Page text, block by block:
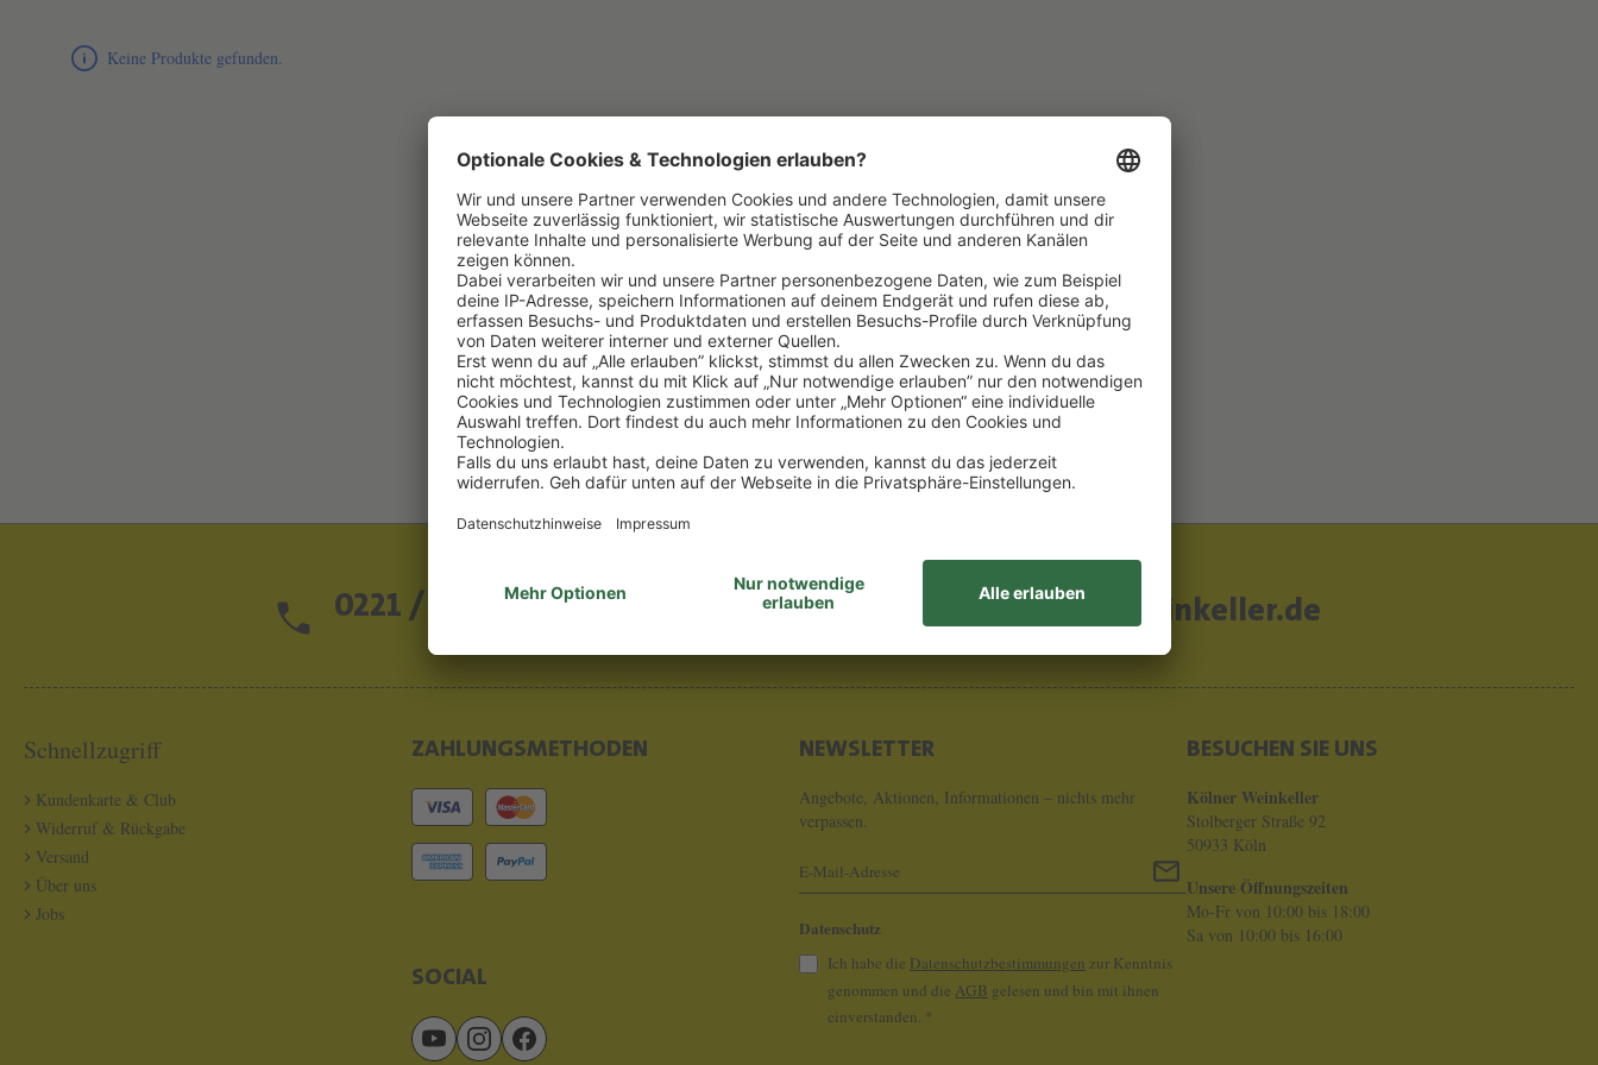
Keine Produkte gefunden.
0221 / 13 97 28 - 0 info@koelner-weinkeller.de
Schnellzugriff
Kundenkarte & Club
Widerruf & Rückgabe
Versand
Über uns
Jobs
ZAHLUNGSMETHODEN
SOCIAL
NEWSLETTER
Angebote, Aktionen, Informationen – nichts mehr
verpassen.
Datenschutz
Ich habe die Datenschutzbestimmungen zur Kenntnis
genommen und die AGB gelesen und bin mit ihnen
einverstanden. *
BESUCHEN SIE UNS
Kölner Weinkeller
Stolberger Straße 92
50933 Köln
Unsere Öffnungszeiten
Mo-Fr von 10:00 bis 18:00
Sa von 10:00 bis 16:00